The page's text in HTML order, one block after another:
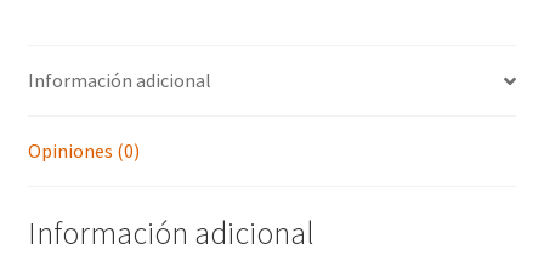
Información adicional
Opiniones (0)
Información adicional